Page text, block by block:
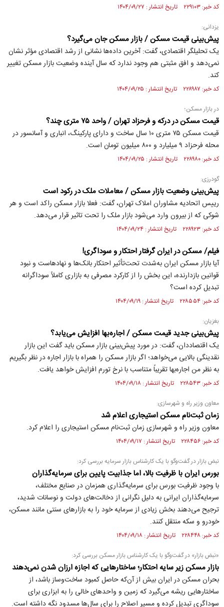
کد خبر: ۲۲۹۱۰۳ تاریخ انتشار : ۱۴۰۴/۰۹/۲۷
یزدانی:
پیش‌بینی قیمت مسکن / بازار مسکن جان می‌گیرد؟
یک تحلیلگر اقتصادی، گفت: آخرین داده‌ها نشانی از رشد اقتصادی مؤثر نشان
نمی‌دهد و افق مثبتی هم وجود ندارد که سال آینده وضعیت بازار مسکن تغییر
کند.
کد خبر: ۲۲۸۹۸۷ تاریخ انتشار : ۱۴۰۴/۰۹/۲۵
در بازار مسکن؛
قیمت مسکن در درکه و فرحزاد تهران / واحد ۷۵ متری چند؟
قیمت مسکن ۷۵ متری ۱۰ سال ساخت و دارای پارکینگ، انباری و آسانسور در
محله فرحزاد ۹ میلیارد و ۸۰۰ میلیون تومان است.
کد خبر: ۲۲۸۹۸۰ تاریخ انتشار : ۱۴۰۴/۰۹/۲۵
گودرزی:
پیش‌بینی وضعیت بازار مسکن / معاملات ملک در رکود است
رییس اتحادیه مشاوران املاک تهران، گفت: فعلا بازار مسکن راکد است و هر
شوکی که از بیرون وارد می‌شود بازار ملک را تحت تاثیر قرار می‌دهد.
کد خبر: ۲۲۸۹۲۳ تاریخ انتشار : ۱۴۰۴/۰۹/۲۴
فیلم/ مسکن در ایران گرفتار احتکار و سوداگری!
آیا بازار مسکن ایران به‌شدت تحت‌تأثیر احتکار بانک‌ها و نهادهاست و نبود
قوانین بازدارنده، این بخش را از کارکرد مصرفی به بازاری کاملاً سوداگرانه
تبدیل کرده است؟
کد خبر: ۲۲۸۵۵۴ تاریخ انتشار : ۱۴۰۴/۰۹/۱۹
بغزیان:
پیش‌بینی جدید قیمت مسکن / اجاره‌بها افزایش می‌یابد؟
یک اقتصاددان، گفت: در مورد پیش‌بینی بازار مسکن باید گفت این بازار
نقدینگی بالایی می‌خواهد؛ اگر بازار مسکن را همراه با بازار اجاره در نظر بگیریم
به نظر من اجاره‌بها تقریباً متناسب با نرخ تورم افزایش خواهد یافت.
کد خبر: ۲۲۸۵۴۳ تاریخ انتشار : ۱۴۰۴/۰۹/۱۸
معاون وزیر راه و شهرسازی:
زمان ثبت‌نام مسکن استیجاری اعلام شد
معاون وزیر راه و شهرسازی زمان ثبت‌نام مسکن استیجاری را اعلام کرد.
کد خبر: ۲۲۸۴۵۶ تاریخ انتشار : ۱۴۰۴/۰۹/۱۷
نبض بازار در گفت‌و‌گو با یک کارشناس بازار سرمایه بررسی کرد:
بورس ایران با ظرفیت بالا، اما جذابیت پایین برای سرمایه‌گذاران
با وجود ظرفیت بورس برای سرمایه‌گذاری همزمان در صنایع مختلف،
سرمایه‌گذاران ایرانی به دلیل نگرانی از دخالت‌های دولت و نوسانات شدید،
ترجیح می‌دهند بخش زیادی از سرمایه خود را به بازار‌های سنتی مانند مسکن،
خودرو و سکه منتقل کنند.
کد خبر: ۲۲۸۴۴۸ تاریخ انتشار : ۱۴۰۴/۰۹/۱۸
«نبض بازار» در گفت‌و‌گو با یک کارشناس بازار مسکن بررسی کرد:
بازار مسکن زیر سایه احتکار؛ ساختارهایی که اجازه ارزان شدن نمی‌دهند
بحران مسکن در ایران بیش از آن‌که حاصل کمبود ساخت‌وساز باشد، از
ساختارهایی ریشه می‌گیرد که زمین و واحدهای خالی را به ابزاری برای
سوداگری تبدیل کرده و مسیر اصلاح را برای سال‌ها مسدود نگه داشته است.